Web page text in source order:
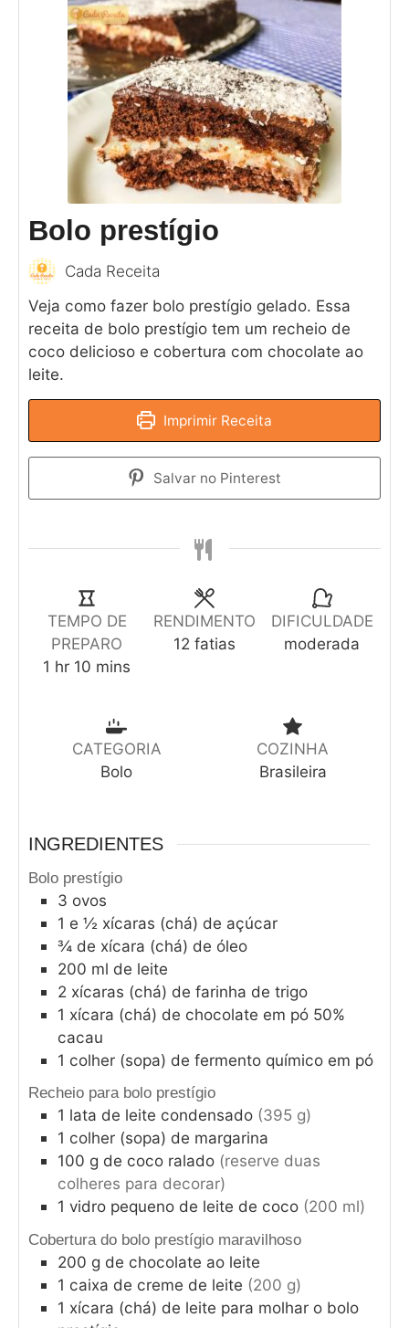
Bolo prestígio
Cada Receita
Veja como fazer bolo prestígio gelado. Essa
receita de bolo prestígio tem um recheio de
coco delicioso e cobertura com chocolate ao
leite.
Imprimir Receita
Salvar no Pinterest
TEMPO DE
PREPARO
1 hr 10 mins
RENDIMENTO
12 fatias
DIFICULDADE
moderada
CATEGORIA
Bolo
COZINHA
Brasileira
INGREDIENTES
Bolo prestígio
3 ovos
1 e ½ xícaras (chá) de açúcar
¾ de xícara (chá) de óleo
200 ml de leite
2 xícaras (chá) de farinha de trigo
1 xícara (chá) de chocolate em pó 50%
cacau
1 colher (sopa) de fermento químico em pó
Recheio para bolo prestígio
1 lata de leite condensado (395 g)
1 colher (sopa) de margarina
100 g de coco ralado (reserve duas
colheres para decorar)
1 vidro pequeno de leite de coco (200 ml)
Cobertura do bolo prestígio maravilhoso
200 g de chocolate ao leite
1 caixa de creme de leite (200 g)
1 xícara (chá) de leite para molhar o bolo